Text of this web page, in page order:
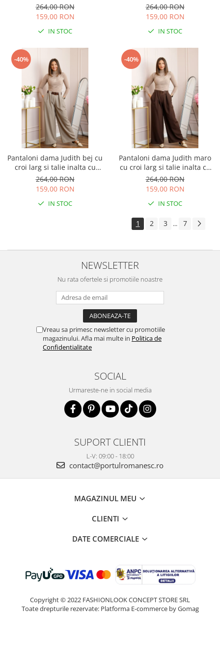
inalta cu curea
264,00 RON
159,00 RON
IN STOC
curea
264,00 RON
159,00 RON
IN STOC
-40%
Pantaloni dama Judith bej cu
croi larg si talie inalta cu
curea
264,00 RON
159,00 RON
IN STOC
-40%
Pantaloni dama Judith maro
cu croi larg si talie inalta cu
curea
264,00 RON
159,00 RON
IN STOC
1 2 3 ... 7
NEWSLETTER
Nu rata ofertele si promotiile noastre
Vreau sa primesc newsletter cu promotiile
magazinului. Afla mai multe in Politica de
Confidentialitate
SOCIAL
Urmareste-ne in social media
SUPORT CLIENTI
L-V: 09:00 - 18:00
contact@portulromanesc.ro
MAGAZINUL MEU
CLIENTI
DATE COMERCIALE
Copyright © 2022 FASHIONLOOK CONCEPT STORE SRL
Toate drepturile rezervate: Platforma E-commerce by Gomag